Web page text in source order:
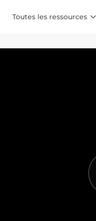
Toutes les ressources